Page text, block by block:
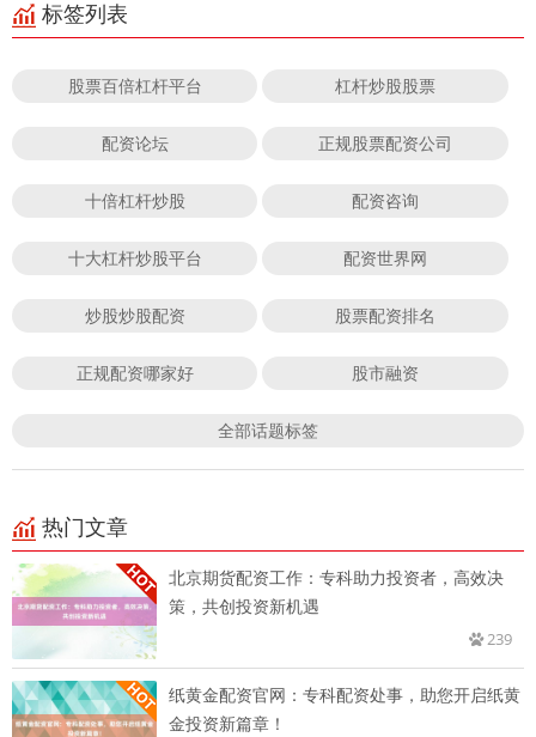
标签列表
股票百倍杠杆平台 杠杆炒股股票
配资论坛 正规股票配资公司
十倍杠杆炒股 配资咨询
十大杠杆炒股平台 配资世界网
炒股炒股配资 股票配资排名
正规配资哪家好 股市融资
全部话题标签
热门文章
北京期货配资工作：专科助力投资者，高效决
策，共创投资新机遇
239
纸黄金配资官网：专科配资处事，助您开启纸黄
金投资新篇章！